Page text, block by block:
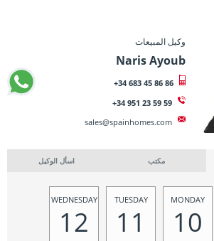
وكيل المبيعات
Naris Ayoub
+34 683 45 86 86
+34 951 23 59 59
sales@spainhomes.com
مكتب اسأل الوكيل
MONDAY
10
TUESDAY
11
WEDNESDAY
12